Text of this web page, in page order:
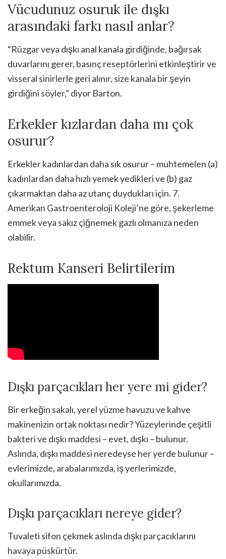
Vücudunuz osuruk ile dışkı
arasındaki farkı nasıl anlar?
“Rüzgar veya dışkı anal kanala girdiğinde, bağırsak
duvarlarını gerer, basınç reseptörlerini etkinleştirir ve
visseral sinirlerle geri alınır, size kanala bir şeyin
girdiğini söyler,” diyor Barton.
Erkekler kızlardan daha mı çok
osurur?
Erkekler kadınlardan daha sık osurur – muhtemelen (a)
kadınlardan daha hızlı yemek yedikleri ve (b) gaz
çıkarmaktan daha az utanç duydukları için. 7.
Amerikan Gastroenteroloji Koleji’ne göre, şekerleme
emmek veya sakız çiğnemek gazlı olmanıza neden
olabilir.
Rektum Kanseri Belirtilerim
Dışkı parçacıkları her yere mi gider?
Bir erkeğin sakalı, yerel yüzme havuzu ve kahve
makinenizin ortak noktası nedir? Yüzeylerinde çeşitli
bakteri ve dışkı maddesi – evet, dışkı – bulunur.
Aslında, dışkı maddesi neredeyse her yerde bulunur –
evlerimizde, arabalarımızda, iş yerlerimizde,
okullarımızda.
Dışkı parçacıkları nereye gider?
Tuvaleti sifon çekmek aslında dışkı parçacıklarını
havaya püskürtür.